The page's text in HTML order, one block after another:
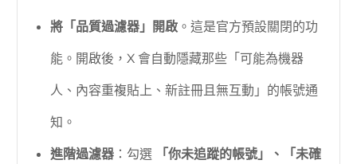
將「品質過濾器」開啟 。這是官方預設關閉的功
能。開啟後，X 會自動隱藏那些「可能為機器
人、內容重複貼上、新註冊且無互動」的帳號通
知。
進階過濾器 ：勾選
「你未追蹤的帳號」、「未確